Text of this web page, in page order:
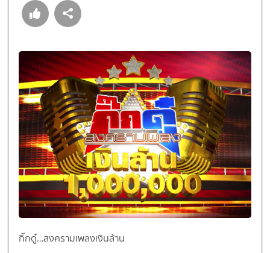
กิ๊กดู๋…สงครามเพลงเงินล้าน